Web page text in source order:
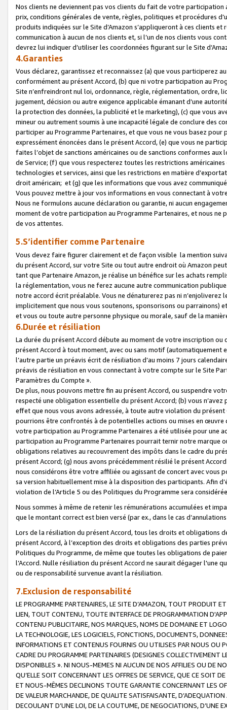
Nos clients ne deviennent pas vos clients du fait de votre
prix, conditions générales de vente, règles, politiques et procédures
produits indiquées sur le Site d’Amazon s’appliqueront à ces clients
communication à aucun de nos clients et, si l’un de nos clients vous
devrez lui indiquer d’utiliser les coordonnées figurant sur le Site
4.Garanties
Vous déclarez, garantissez et reconnaissez (a) que vous participerez
conformément au présent Accord, (b) que ni votre participation au
Site n’enfreindront nul loi, ordonnance, règle, réglementation, ordre,
jugement, décision ou autre exigence applicable émanant d’une
la protection des données, la publicité et le marketing), (c) que vous
mineur ou autrement soumis à une incapacité légale de conclure des
participer au Programme Partenaires, et que vous ne vous basez
expressément énoncées dans le présent Accord, (e) que vous ne
faites l’objet de sanctions américaines ou de sanctions conformes
de Service; (f) que vous respecterez toutes les restrictions
technologies et services, ainsi que les restrictions en matière
droit américain; et (g) que les informations que vous avez
Vous pouvez mettre à jour vos informations en vous connectant à
Nous ne formulons aucune déclaration ou garantie, ni aucun
moment de votre participation au Programme Partenaires, et nous
de vos attentes.
5.S’identifier comme Partenaire
Vous devez faire figurer clairement et de façon visible la mention
du présent Accord, sur votre Site ou tout autre endroit où Amazon
tant que Partenaire Amazon, je réalise un bénéfice sur les achats
la réglementation, vous ne ferez aucune autre communication
notre accord écrit préalable. Vous ne dénaturerez pas ni
implicitement que nous vous soutenons, sponsorisons ou parrainons)
et vous ou toute autre personne physique ou morale, sauf de la
6.Durée et résiliation
La durée du présent Accord débute au moment de votre inscription
présent Accord à tout moment, avec ou sans motif (automatiquement
l’autre partie un préavis écrit de résiliation d’au moins 7 jours
préavis de résiliation en vous connectant à votre compte sur le Site
Paramètres du Compte ».
De plus, nous pouvons mettre fin au présent Accord, ou suspendre
respecté une obligation essentielle du présent Accord; (b) vous
effet que nous vous avons adressée, à toute autre violation du
pourrions être confrontés à de potentielles actions ou mises en
votre participation au Programme Partenaires a été utilisée pour une
participation au Programme Partenaires pourrait ternir notre marque
obligations relatives au recouvrement des impôts dans le cadre du
présent Accord; (g) nous avons précédemment résilié le présent
nous considérons être votre affiliée ou agissant de concert avec vous
sa version habituellement mise à la disposition des participants. Afin
violation de l’Article 5 ou des Politiques du Programme sera
Nous sommes à même de retenir les rémunérations accumulées et
que le montant correct est bien versé (par ex., dans le cas
Lors de la résiliation du présent Accord, tous les droits et obligations
présent Accord, à l’exception des droits et obligations des parties
Politiques du Programme, de même que toutes les obligations de
l’Accord. Nulle résiliation du présent Accord ne saurait dégager l'une
ou de responsabilité survenue avant la résiliation.
7.Exclusion de responsabilité
LE PROGRAMME PARTENAIRES, LE SITE D’AMAZON, TOUT PRODUIT
LIEN, TOUT CONTENU, TOUTE INTERFACE DE PROGRAMMATION
CONTENU PUBLICITAIRE, NOS MARQUES, NOMS DE DOMAINE ET
LA TECHNOLOGIE, LES LOGICIELS, FONCTIONS, DOCUMENTS,
INFORMATIONS ET CONTENUS FOURNIS OU UTILISES PAR NOUS OU
CADRE DU PROGRAMME PARTENAIRES (DESIGNES COLLECTIVEMENT
DISPONIBLES ». NI NOUS-MEMES NI AUCUN DE NOS AFFILIES OU DE
QU’ELLE SOIT CONCERNANT LES OFFRES DE SERVICE, QUE CE SOIT
ET NOUS-MÊMES DECLINONS TOUTE GARANTIE CONCERNANT LES
DE VALEUR MARCHANDE, DE QUALITE SATISFAISANTE,
DECOULANT D’UNE LOI, DE LA COUTUME, DE NEGOCIATIONS, D’UNE